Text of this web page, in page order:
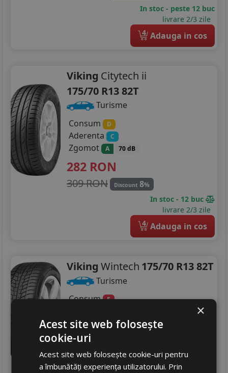
In stoc - peste 12 buc
livrare 2/3 zile
4 Adauga in cos
Viking Citytech ii
175/70 R13 82T
Turisme
Consum
D
Aderenta C
Zgomot A 70 dB
282 RON
309 RON Discount 8%
In stoc - 12 buc
livrare 2/3 zile
4 Adauga in cos
Viking Wintech 175/70 R13 82T
Turisme
Consum E
Zgomot A 71 dB
275RON
288 RON Discount 4
×
Acest site web folosește
cookie-uri
Acest site web folosește cookie-uri pentru
a îmbunătăți experiența utilizatorului. Prin